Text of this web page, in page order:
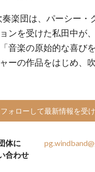
奏楽団は、パーシー
ンを受けた私田中が
音楽の原始的な喜び
ーの作品をはじめ、
フォローして最新情報を受
体に
合わせ